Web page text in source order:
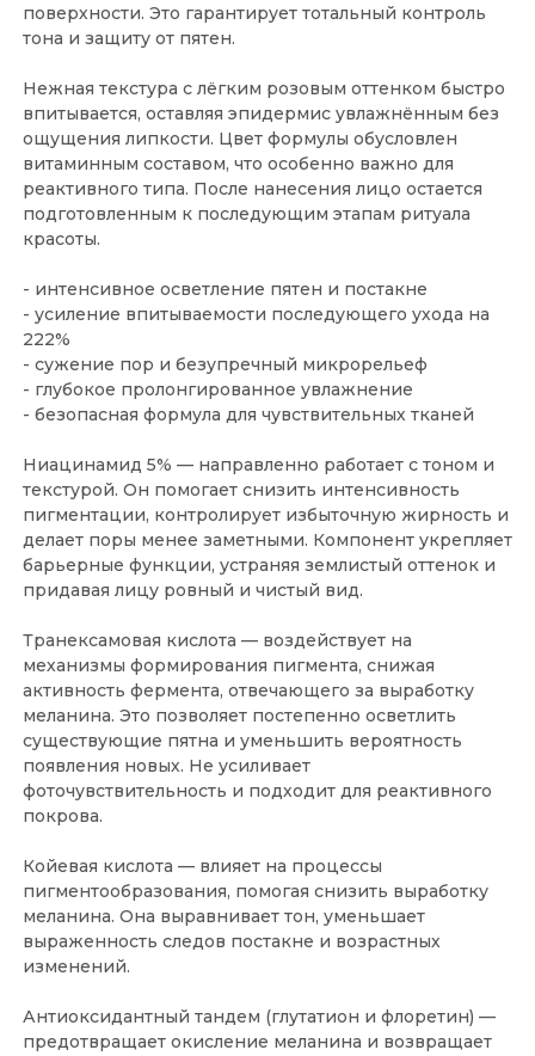
поверхности. Это гарантирует тотальный контроль
тона и защиту от пятен.
Нежная текстура с лёгким розовым оттенком быстро
впитывается, оставляя эпидермис увлажнённым без
ощущения липкости. Цвет формулы обусловлен
витаминным составом, что особенно важно для
реактивного типа. После нанесения лицо остается
подготовленным к последующим этапам ритуала
красоты.
- интенсивное осветление пятен и постакне
- усиление впитываемости последующего ухода на
222%
- сужение пор и безупречный микрорельеф
- глубокое пролонгированное увлажнение
- безопасная формула для чувствительных тканей
Ниацинамид 5% — направленно работает с тоном и
текстурой. Он помогает снизить интенсивность
пигментации, контролирует избыточную жирность и
делает поры менее заметными. Компонент укрепляет
барьерные функции, устраняя землистый оттенок и
придавая лицу ровный и чистый вид.
Транексамовая кислота — воздействует на
механизмы формирования пигмента, снижая
активность фермента, отвечающего за выработку
меланина. Это позволяет постепенно осветлить
существующие пятна и уменьшить вероятность
появления новых. Не усиливает
фоточувствительность и подходит для реактивного
покрова.
Койевая кислота — влияет на процессы
пигментообразования, помогая снизить выработку
меланина. Она выравнивает тон, уменьшает
выраженность следов постакне и возрастных
изменений.
Антиоксидантный тандем (глутатион и флоретин) —
предотвращает окисление меланина и возвращает